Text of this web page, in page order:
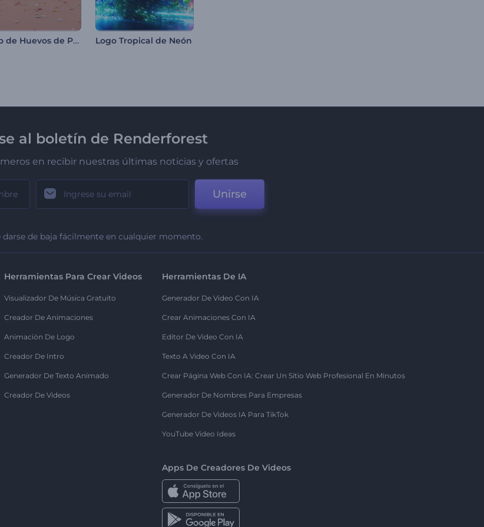
Intro de Huevos de Pascua Coloridos Logo Tropical de Neón
al boletín de Renderforest
en recibir nuestras últimas noticias y ofertas
Unirse
darse de baja fácilmente en cualquier momento.
Herramientas Para Crear Videos
Visualizador De Música Gratuito
Creador De Animaciones
Animación De Logo
Creador De Intro
Generador De Texto Animado
Creador De Videos
Herramientas De IA
Generador De Video Con IA
Crear Animaciones Con IA
Editor De Video Con IA
Texto A Video Con IA
Crear Página Web Con IA: Crear Un Sitio Web Profesional En Minutos
Generador De Nombres Para Empresas
Generador De Videos IA Para TikTok
YouTube Video Ideas
Apps De Creadores De Videos